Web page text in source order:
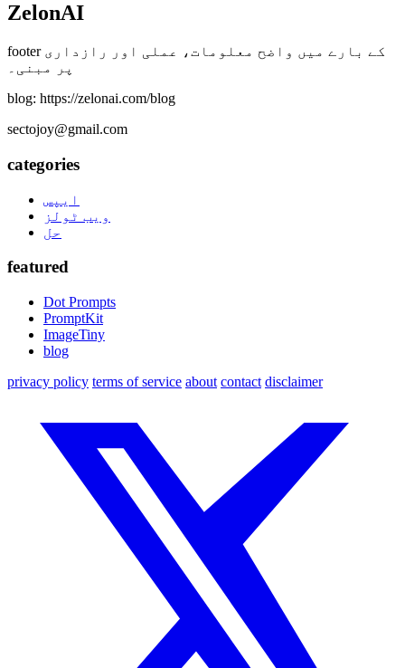
ZelonAI
footer کے بارے میں واضح معلومات، عملی اور رازداری
پر مبنی۔
blog: https://zelonai.com/blog
sectojoy@gmail.com
categories
ایپس
ویب ٹولز
حل
featured
Dot Prompts
PromptKit
ImageTiny
blog
privacy policy terms of service about contact disclaimer